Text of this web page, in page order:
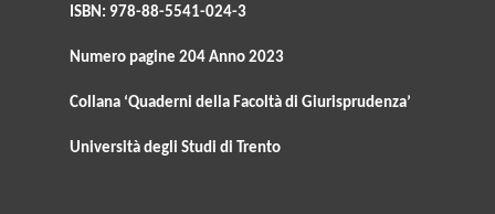
ISBN: 978-88-5541-024-3
Numero pagine 204 Anno 2023
Collana ‘Quaderni della Facoltà di Giurisprudenza’
Università degli Studi di Trento